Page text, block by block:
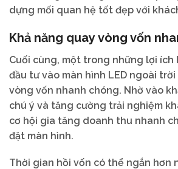
dựng mối quan hệ tốt đẹp với
Khả năng quay vòng vốn
Cuối cùng, một trong những lợi ích
đầu tư vào màn hình LED ngoài
vòng vốn nhanh chóng. Nhờ vào
chú ý và tăng cường trải nghiệm
cơ hội gia tăng doanh thu nhanh
đặt màn hình.
Thời gian hồi vốn có thể ngắn hơn